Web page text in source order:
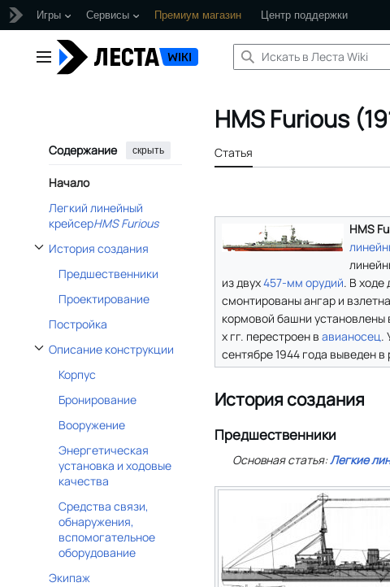
Игры Сервисы Премиум магазин Центр поддержки
содержанию
Главное меню
Содержание скрыть
Начало
Легкий линейный
крейсерHMS Furious
История создания
Отобразить/Скрыть подраздел История создания
Предшественники
Проектирование
Постройка
Описание конструкции
Отобразить/Скрыть подраздел Описание конструкции
Корпус
Бронирование
Вооружение
Энергетическая
установка и ходовые
качества
Средства связи,
обнаружения,
вспомогательное
оборудование
Экипаж
HMS Furious
Статья
HMS
из двух457-мм орудий. В ходе
смонтированы ангар и
кормовой башни установлены
х гг. перестроен в авианосец.
сентябре 1944 года выведен
История создания
Предшественники
Основная статья:Легкие